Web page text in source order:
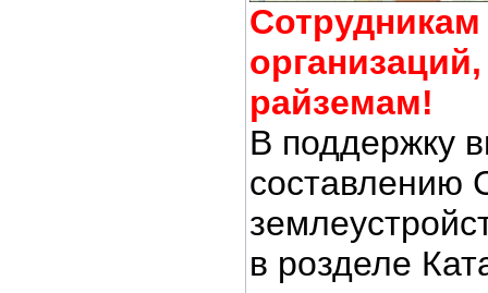
райземам!
В поддержку
составлению
в розделе